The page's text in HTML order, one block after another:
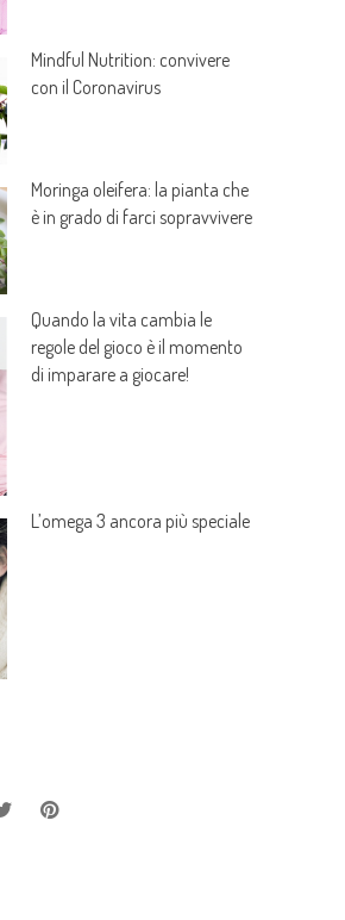
Mindful Nutrition: convivere
con il Coronavirus
Moringa oleifera: la pianta che
è in grado di farci sopravvivere
Quando la vita cambia le
regole del gioco è il momento
di imparare a giocare!
L’omega 3 ancora più speciale